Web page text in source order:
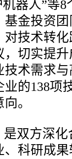
器人”等
金投资
技术转
切实提
术需求
的138项
。
双方深化
科研成